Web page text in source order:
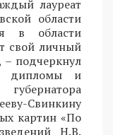
лауреат
области
в области
свой личный
– подчеркнул
дипломы и
Свинкину
картин «По
Н.В.